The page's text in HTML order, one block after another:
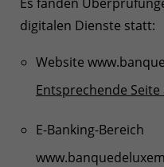
digitalen Dienste statt:
Website
Entsprechende
E-Banking-Bereich